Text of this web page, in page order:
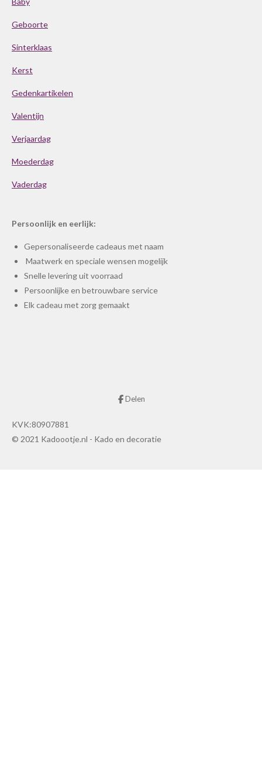
Geboorte
Sinterklaas
Kerst
Gedenkartikelen
Valentijn
Verjaardag
Moederdag
Vaderdag
Persoonlijk en eerlijk:
Gepersonaliseerde cadeaus met naam
Maatwerk en speciale wensen mogelijk
Snelle levering uit voorraad
Persoonlijke en betrouwbare service
Elk cadeau met zorg gemaakt
Delen
KVK:80907881
© 2021 Kadoootje.nl - Kado en decoratie